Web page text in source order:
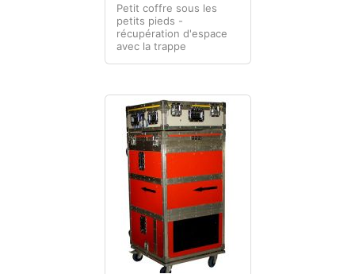
Petit coffre sous les
petits pieds -
récupération d'espace
avec la trappe